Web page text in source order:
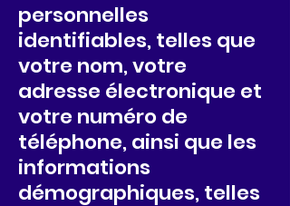
personnelles
identifiables, telles que
votre nom, votre
adresse électronique et
votre numéro de
téléphone, ainsi que les
informations
démographiques, telles